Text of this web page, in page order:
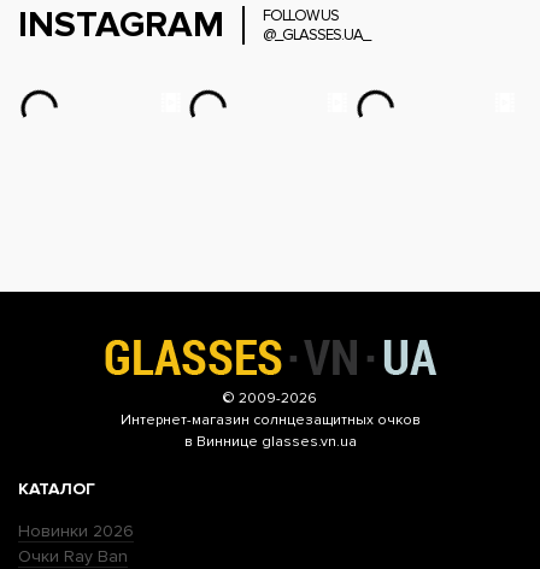
INSTAGRAM
FOLLOW US
@_GLASSES.UA_
© 2009-2026
Интернет-магазин солнцезащитных очков
в Виннице glasses.vn.ua
КАТАЛОГ
Новинки 2026
Очки Ray Ban